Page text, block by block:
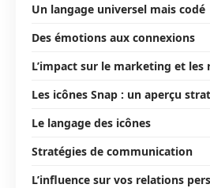
Un langage universel mais codé
Des émotions aux connexions
L’impact sur le marketing et les
Les icônes Snap : un aperçu
Le langage des icônes
Stratégies de communication
L’influence sur vos relations